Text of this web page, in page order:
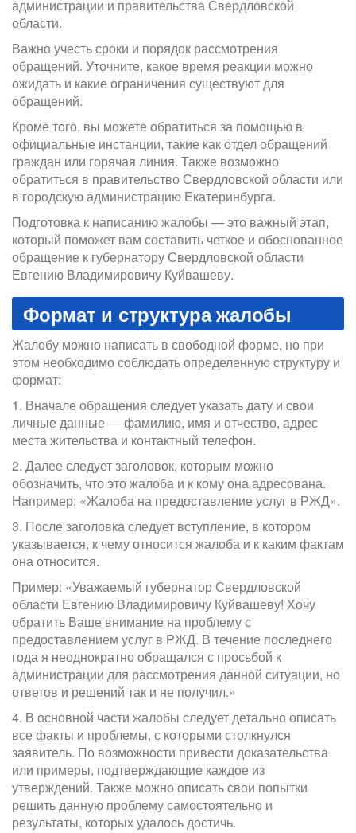
администрации и правительства Свердловской
области.
Важно учесть сроки и порядок рассмотрения
обращений. Уточните, какое время реакции можно
ожидать и какие ограничения существуют для
обращений.
Кроме того, вы можете обратиться за помощью в
официальные инстанции, такие как отдел обращений
граждан или горячая линия. Также возможно
обратиться в правительство Свердловской области или
в городскую администрацию Екатеринбурга.
Подготовка к написанию жалобы — это важный этап,
который поможет вам составить четкое и обоснованное
обращение к губернатору Свердловской области
Евгению Владимировичу Куйвашеву.
Формат и структура жалобы
Жалобу можно написать в свободной форме, но при
этом необходимо соблюдать определенную структуру и
формат:
1. Вначале обращения следует указать дату и свои
личные данные — фамилию, имя и отчество, адрес
места жительства и контактный телефон.
2. Далее следует заголовок, которым можно
обозначить, что это жалоба и к кому она адресована.
Например: «Жалоба на предоставление услуг в РЖД».
3. После заголовка следует вступление, в котором
указывается, к чему относится жалоба и к каким фактам
она относится.
Пример: «Уважаемый губернатор Свердловской
области Евгению Владимировичу Куйвашеву! Хочу
обратить Ваше внимание на проблему с
предоставлением услуг в РЖД. В течение последнего
года я неоднократно обращался с просьбой к
администрации для рассмотрения данной ситуации, но
ответов и решений так и не получил.»
4. В основной части жалобы следует детально описать
все факты и проблемы, с которыми столкнулся
заявитель. По возможности привести доказательства
или примеры, подтверждающие каждое из
утверждений. Также можно описать свои попытки
решить данную проблему самостоятельно и
результаты, которых удалось достичь.